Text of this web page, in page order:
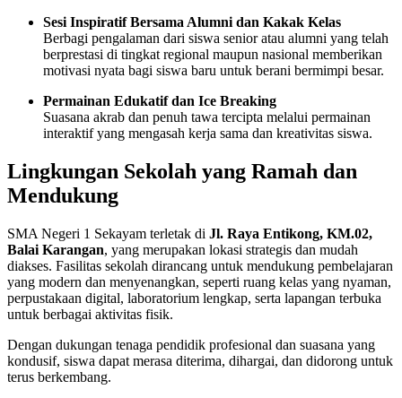
Sesi Inspiratif Bersama Alumni dan Kakak Kelas
Berbagi pengalaman dari siswa senior atau alumni yang telah
berprestasi di tingkat regional maupun nasional memberikan
motivasi nyata bagi siswa baru untuk berani bermimpi besar.
Permainan Edukatif dan Ice Breaking
Suasana akrab dan penuh tawa tercipta melalui permainan
interaktif yang mengasah kerja sama dan kreativitas siswa.
Lingkungan Sekolah yang Ramah dan
Mendukung
SMA Negeri 1 Sekayam terletak di Jl. Raya Entikong, KM.02,
Balai Karangan, yang merupakan lokasi strategis dan mudah
diakses. Fasilitas sekolah dirancang untuk mendukung pembelajaran
yang modern dan menyenangkan, seperti ruang kelas yang nyaman,
perpustakaan digital, laboratorium lengkap, serta lapangan terbuka
untuk berbagai aktivitas fisik.
Dengan dukungan tenaga pendidik profesional dan suasana yang
kondusif, siswa dapat merasa diterima, dihargai, dan didorong untuk
terus berkembang.